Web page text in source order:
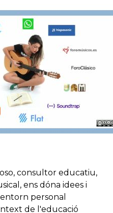
consultor educatiu,
ens dóna idees i
personal
de l'educació